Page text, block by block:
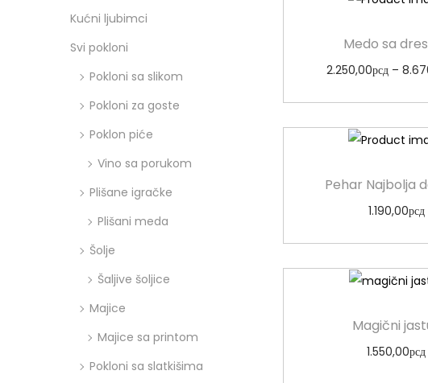
Medo sa
2.250,00рсд –
Pehar Najbolja
1.190,00рсд
Magični
1.550,00рсд
Kućni ljubimci
Svi pokloni
Pokloni sa slikom
Pokloni za goste
Poklon piće
Vino sa porukom
Plišane igračke
Plišani meda
Šolje
Šaljive šoljice
Majice
Majice sa printom
Pokloni sa slatkišima